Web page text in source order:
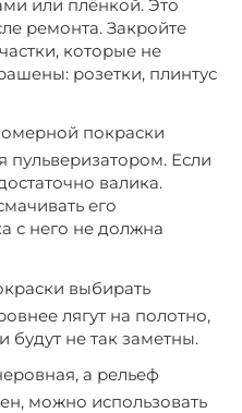
или плёнкой. Это
ремонта. Закройте
которые не
розетки, плинтус
покраски
пульверизатором. Если
валика.
его
с него не должна
выбирать
лягут на полотно,
будут не так заметны.
а рельеф
можно использовать